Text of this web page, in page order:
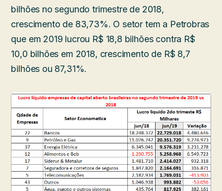
bilhões no segundo trimestre de 2018,
crescimento de 83,73%. O setor tem a Petrobras
que em 2019 lucrou R$ 18,8 bilhões contra R$
10,0 bilhões em 2018, crescimento de R$ 8,7
bilhões ou 87,31%.